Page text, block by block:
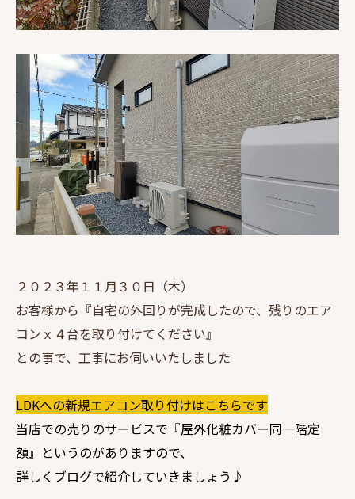
２０２３年１１月３０日（木）
お客様から『自宅の外回りが完成したので、残りのエア
コンｘ４台を取り付けてください』
との事で、工事にお伺いいたしました
LDKへの新規エアコン取り付けはこちらです
当店での売りのサービスで『屋外化粧カバー同一階定
額』というのがありますので、
詳しくブログで紹介していきましょう♪